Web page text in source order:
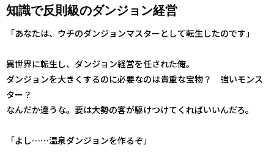
知識で反則級のダンジョン経営
「あなたは、ウチのダンジョンマスターとして転生したのです」
異世界に転生し、ダンジョン経営を任された俺。
ダンジョンを大きくするのに必要なのは貴重な宝物？ 強いモンス
ター？
なんだか違うな。要は大勢の客が駆けつけてくればいいんだろ。
「よし……温泉ダンジョンを作るぞ」